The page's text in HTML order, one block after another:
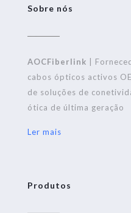
Sobre nós
AOCFiberlink |
cabos ópticos activos
de soluções de
ótica de última geração
Ler mais
Produtos